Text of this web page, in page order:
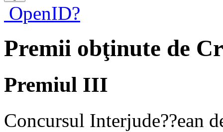
OpenID?
Premii obţinute de
Premiul III
Concursul Interjude??ean